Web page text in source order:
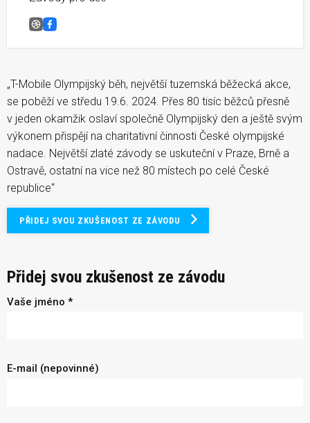
Olympijský běh Stříbro
Facebook
„T-Mobile Olympijský běh, největší tuzemská běžecká akce,
se poběží ve středu 19.6. 2024. Přes 80 tisíc běžců přesně
v jeden okamžik oslaví společně Olympijský den a ještě svým
výkonem přispějí na charitativní činnosti České olympijské
nadace. Největší zlaté závody se uskuteční v Praze, Brně a
Ostravě, ostatní na vice než 80 místech po celé České
republice“
PŘIDEJ SVOU ZKUŠENOST ZE ZÁVODU
Přidej svou zkušenost ze závodu
Vaše jméno *
E-mail (nepovinné)